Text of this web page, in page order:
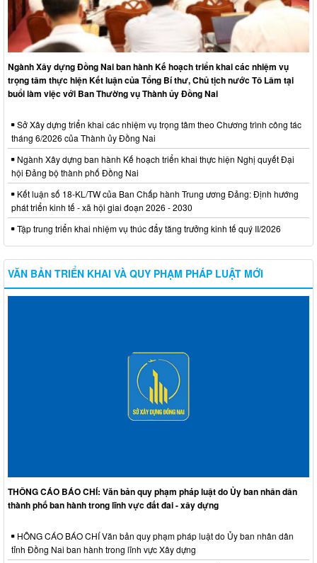
Ngành Xây dựng Đồng Nai ban hành Kế hoạch triển khai các nhiệm vụ
trọng tâm thực hiện Kết luận của Tổng Bí thư, Chủ tịch nước Tô Lâm tại
buổi làm việc với Ban Thường vụ Thành ủy Đồng Nai
Sở Xây dựng triển khai các nhiệm vụ trọng tâm theo Chương trình công tác
tháng 6/2026 của Thành ủy Đồng Nai
Ngành Xây dựng ban hành Kế hoạch triển khai thực hiện Nghị quyết Đại
hội Đảng bộ thành phố Đồng Nai
Kết luận số 18-KL/TW của Ban Chấp hành Trung ương Đảng: Định hướng
phát triển kinh tế - xã hội giai đoạn 2026 - 2030
Tập trung triển khai nhiệm vụ thúc đẩy tăng trưởng kinh tế quý II/2026
VĂN BẢN TRIỂN KHAI VÀ QUY PHẠM PHÁP LUẬT MỚI
THÔNG CÁO BÁO CHÍ: Văn bản quy phạm pháp luật do Ủy ban nhân dân
thành phố ban hành trong lĩnh vực đất đai - xây dựng
HÔNG CÁO BÁO CHÍ Văn bản quy phạm pháp luật do Ủy ban nhân dân
tỉnh Đồng Nai ban hành trong lĩnh vực Xây dựng